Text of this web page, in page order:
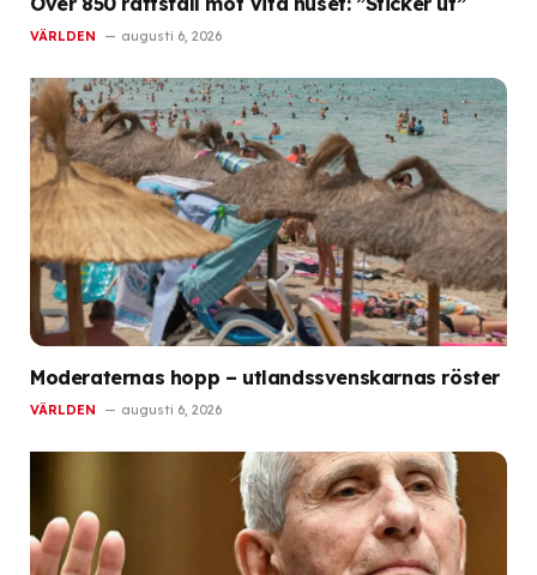
VÄRLDEN augusti 6, 2026
Moderaternas hopp – utlandssvenskarnas röster
VÄRLDEN augusti 6, 2026